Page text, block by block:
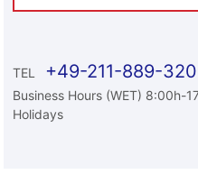
TEL +49-211-889-
Business Hours (WET) 8:00h-
Holidays